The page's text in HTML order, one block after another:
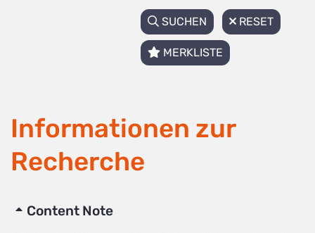
SUCHEN RESET
MERKLISTE
Informationen zur
Recherche
Content Note